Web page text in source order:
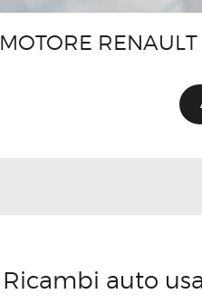
MOTORE
Ricambi auto